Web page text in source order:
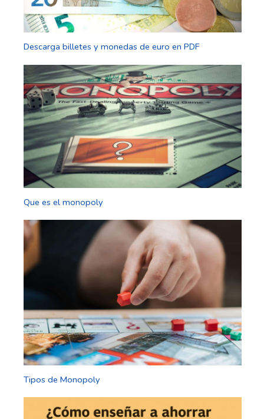
Descarga billetes y monedas de euro en PDF
Que es el monopoly
Tipos de Monopoly